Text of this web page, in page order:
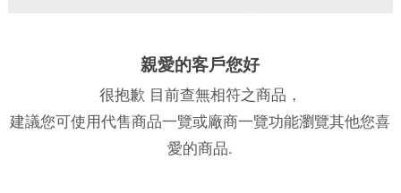
親愛的客戶您好
很抱歉 目前查無相符之商品，
建議您可使用代售商品一覽或廠商一覽功能瀏覽其他您喜
愛的商品.